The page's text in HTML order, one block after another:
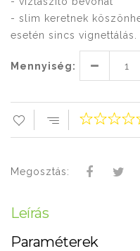
- slim keretnek
esetén sincs vignettálás.
Mennyiség:
Megosztás:
Leírás
Paraméterek